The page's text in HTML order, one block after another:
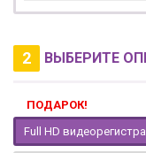
2 ВЫБЕРИТЕ
ПОДАРОК!
Full HD